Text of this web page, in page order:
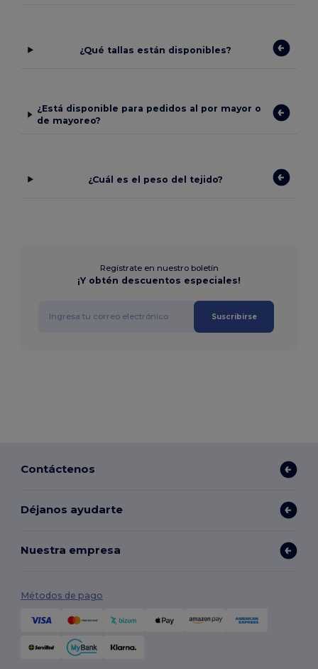
¿Qué tallas están disponibles?
¿Está disponible para pedidos al por mayor o
de mayoreo?
¿Cuál es el peso del tejido?
Regístrate en nuestro boletín
¡Y obtén descuentos especiales!
Suscribirse
Contáctenos
Déjanos ayudarte
Nuestra empresa
Métodos de pago